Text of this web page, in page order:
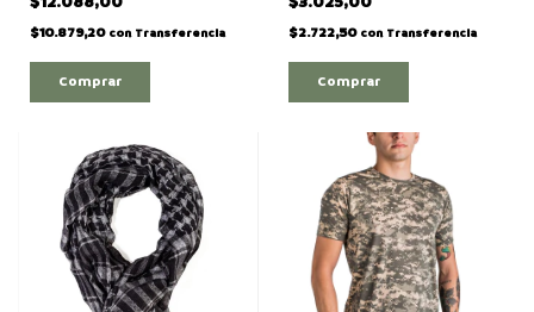
$10.879,20 con Transferencia
Comprar
$2.722,50 con Transferencia
Comprar